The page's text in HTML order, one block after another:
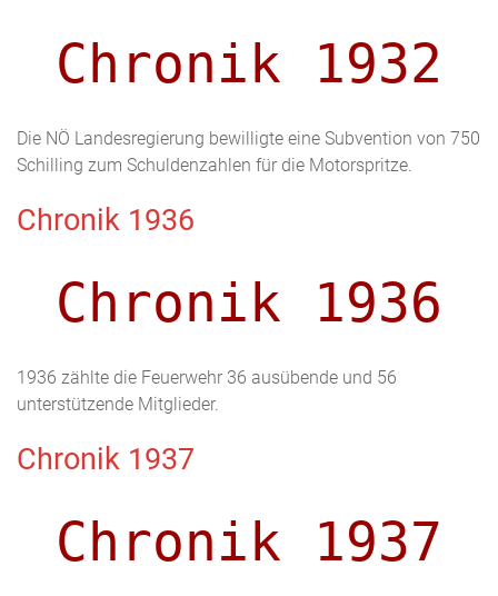
Chronik 1932
Die NÖ Landesregierung bewilligte eine Subvention von 750
Schilling zum Schuldenzahlen für die Motorspritze.
Chronik 1936
Chronik 1936
1936 zählte die Feuerwehr 36 ausübende und 56
unterstützende Mitglieder.
Chronik 1937
Chronik 1937